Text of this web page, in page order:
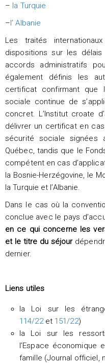
– la Turquie
–l’ Albanie
Les traités
dispositions sur les
accords administratifs
également définis les
certificat confirmant que
sociale continue de
concret. L’Institut croate
délivrer un certificat en
sécurité sociale signées
Québec, tandis que le
compétent en cas
la Bosnie-Herzégovine, le
la Turquie et l’Albanie.
Dans le cas où la
conclue avec le pays
en ce qui concerne les
et le titre du séjour
dernier.
Liens utiles
la Loi sur les
114/22et 151/22)
la Loi sur les
l’Espace
famille (Journal officiel,